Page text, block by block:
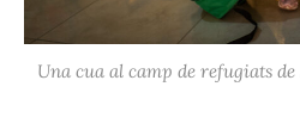
Una cua al camp de refugiats